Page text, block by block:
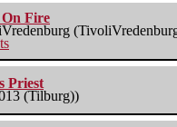
Fire
Priest
(Tilburg))